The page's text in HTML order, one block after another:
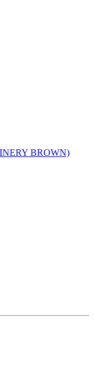
BROWN)